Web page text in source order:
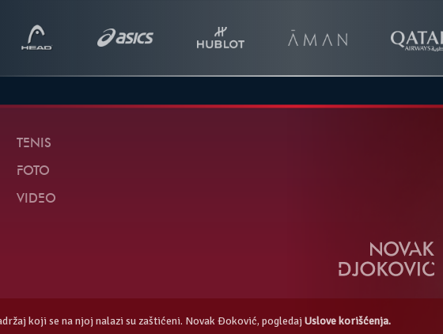
TENIS
FOTO
VIDEO
koji se na njoj nalazi su zaštićeni. Novak Đoković, pogledaj Uslove korišćenja.